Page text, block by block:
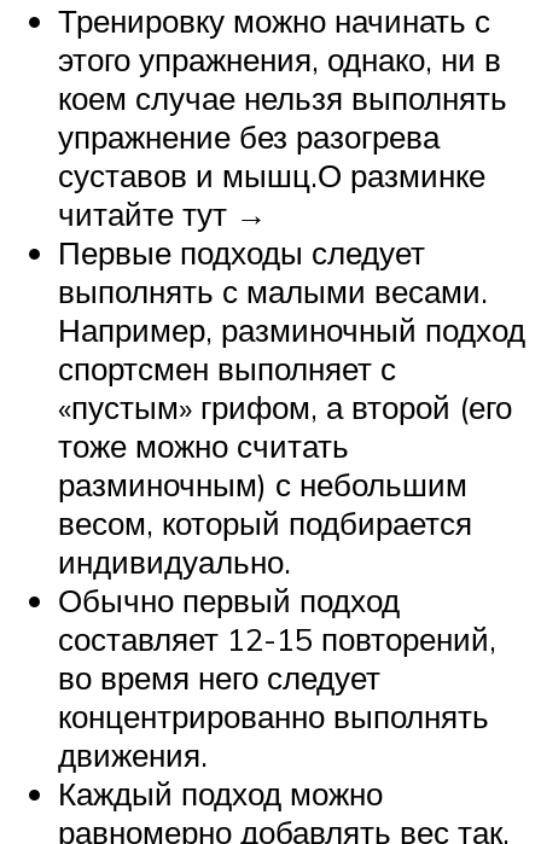
Тренировку можно начинать с
этого упражнения, однако, ни в
коем случае нельзя выполнять
упражнение без разогрева
суставов и мышц.О разминке
читайте тут →
Первые подходы следует
выполнять с малыми весами.
Например, разминочный подход
спортсмен выполняет с
«пустым» грифом, а второй (его
тоже можно считать
разминочным) с небольшим
весом, который подбирается
индивидуально.
Обычно первый подход
составляет 12-15 повторений,
во время него следует
концентрированно выполнять
движения.
Каждый подход можно
равномерно добавлять вес так,